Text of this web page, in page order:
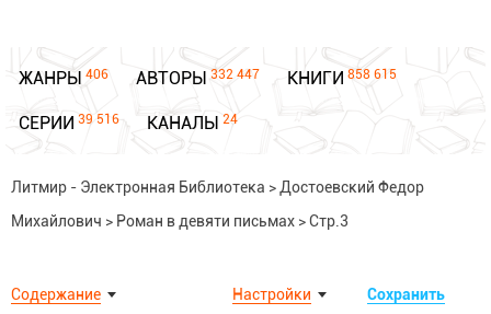
ЖАНРЫ 406 АВТОРЫ 332 447 КНИГИ 858 615
СЕРИИ 39 516 КАНАЛЫ 24
Литмир - Электронная Библиотека > Достоевский Федор
Михайлович > Роман в девяти письмах >Стр.3
Содержание Сохранить
Настройки